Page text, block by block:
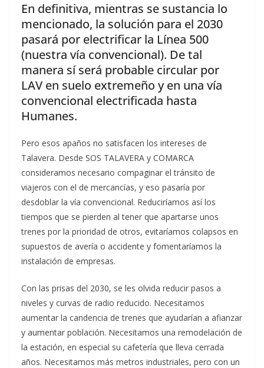
En definitiva, mientras se sustancia lo
mencionado, la solución para el 2030
pasará por electrificar la Línea 500
(nuestra vía convencional). De tal
manera sí será probable circular por
LAV en suelo extremeño y en una vía
convencional electrificada hasta
Humanes.
Pero esos apaños no satisfacen los intereses de
Talavera. Desde SOS TALAVERA y COMARCA
consideramos necesario compaginar el tránsito de
viajeros con el de mercancías, y eso pasaría por
desdoblar la vía convencional. Reduciríamos así los
tiempos que se pierden al tener que apartarse unos
trenes por la prioridad de otros, evitaríamos colapsos en
supuestos de avería o accidente y fomentaríamos la
instalación de empresas.
Con las prisas del 2030, se les olvida reducir pasos a
niveles y curvas de radio reducido. Necesitamos
aumentar la candencia de trenes que ayudarían a afianzar
y aumentar población. Necesitamos una remodelación de
la estación, en especial su cafetería que lleva cerrada
años. Necesitamos más metros industriales, pero con un